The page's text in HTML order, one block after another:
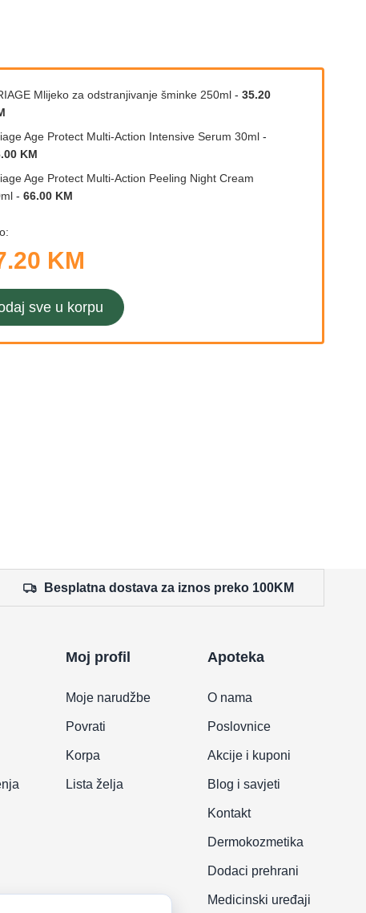
Mlijeko za odstranjivanje šminke 250ml -35.20
Age Protect Multi-Action Intensive Serum 30ml -
KM
Age Protect Multi-Action Peeling Night Cream
-66.00 KM
KM
sve u korpu
Besplatna dostava za iznos preko 100KM
Moj profil
Moje narudžbe
Povrati
Korpa
Lista želja
Apoteka
O nama
Poslovnice
Akcije i kuponi
Blog i savjeti
Kontakt
Dermokozmetika
Dodaci prehrani
Medicinski uređaji